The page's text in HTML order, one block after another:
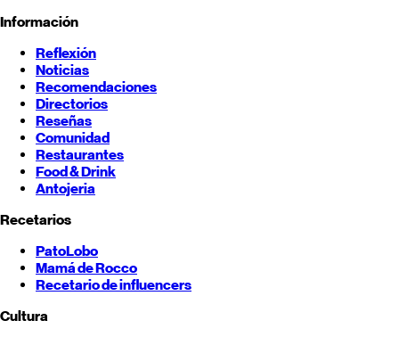
Información
Reflexión
Noticias
Recomendaciones
Directorios
Reseñas
Comunidad
Restaurantes
Food & Drink
Antojeria
Recetarios
PatoLobo
Mamá de Rocco
Recetario de influencers
Cultura